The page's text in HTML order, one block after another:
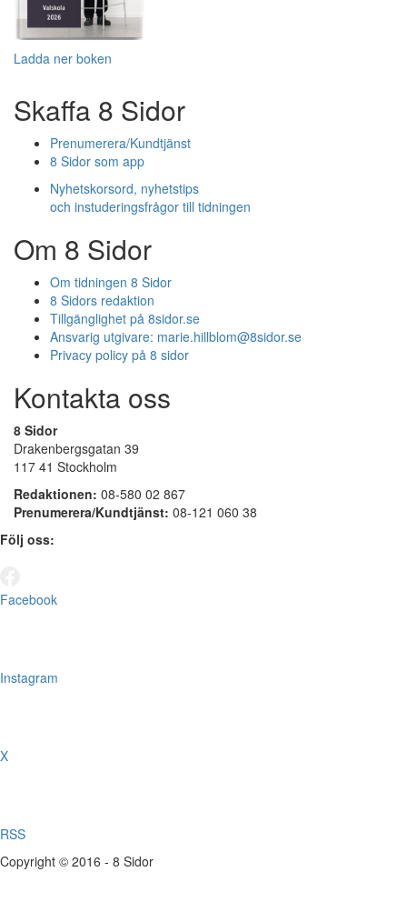
Ladda ner boken
Skaffa 8 Sidor
Prenumerera/Kundtjänst
8 Sidor som app
Nyhetskorsord, nyhetstips
och instuderingsfrågor till tidningen
Om 8 Sidor
Om tidningen 8 Sidor
8 Sidors redaktion
Tillgänglighet på 8sidor.se
Ansvarig utgivare: marie.hillblom@8sidor.se
Privacy policy på 8 sidor
Kontakta oss
8 Sidor
Drakenbergsgatan 39
117 41 Stockholm
Redaktionen: 08-580 02 867
Prenumerera/Kundtjänst: 08-121 060 38
Följ oss:
Facebook
Instagram
X
RSS
Copyright © 2016 - 8 Sidor